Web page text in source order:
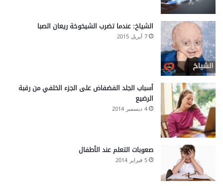
الشياخ: عندما تضرب الشيخوخة ريعان الصبا
7 أبريل 2015
أسباب الجلد الفضفاض على الجزء الخلفي من رقبة
الرضيع
4 ديسمبر 2014
صعوبات التعلم عند الأطفال
5 فبراير 2014